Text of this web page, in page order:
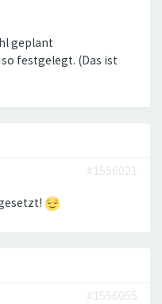
geplant
festgelegt. (Das ist
#1556021
#1556055